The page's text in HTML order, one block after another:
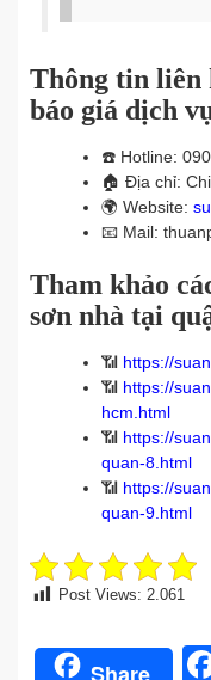
Thông tin liên
báo giá dịch
☎️ Hotline:
🏠 Địa chỉ:
🌍 Website:
📧 Mail:
Tham khảo
sơn nhà tại
📶 https://
📶 https://
hcm.html
📶 https://
quan-8.html
📶 https://
quan-9.html
Post Views: 2.061